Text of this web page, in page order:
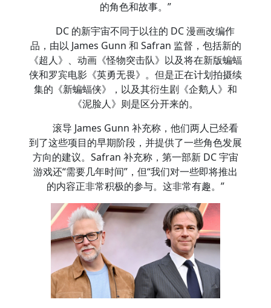
的角色和故事。”
DC 的新宇宙不同于以往的 DC 漫画改编作
品，由以 James Gunn 和 Safran 监督，包括新的
《超人》、动画《怪物突击队》以及将在新版蝙蝠
侠和罗宾电影《英勇无畏》。但是正在计划拍摄续
集的《新蝙蝠侠》，以及其衍生剧《企鹅人》和
《泥脸人》则是区分开来的。
滚导 James Gunn 补充称，他们两人已经看
到了这些项目的早期阶段，并提供了一些角色发展
方向的建议。Safran 补充称，第一部新 DC 宇宙
游戏还“需要几年时间”，但“我们对一些即将推出
的内容正非常积极的参与。这非常有趣。”